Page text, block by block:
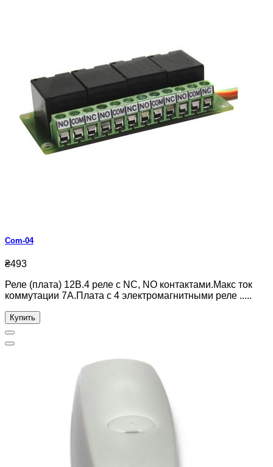
Com-04
₴493
Реле (плата) 12В.4 реле с NC, NO контактами.Макс ток
коммутации 7А.Плата с 4 электромагнитными реле .....
Купить